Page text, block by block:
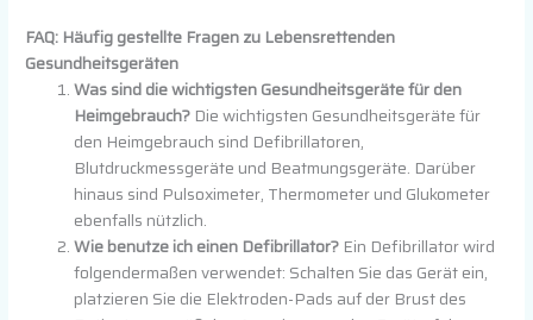
FAQ: Häufig gestellte Fragen zu Lebensrettenden
Gesundheitsgeräten
Was sind die wichtigsten Gesundheitsgeräte für den
Heimgebrauch? Die wichtigsten Gesundheitsgeräte für
den Heimgebrauch sind Defibrillatoren,
Blutdruckmessgeräte und Beatmungsgeräte. Darüber
hinaus sind Pulsoximeter, Thermometer und Glukometer
ebenfalls nützlich.
Wie benutze ich einen Defibrillator? Ein Defibrillator wird
folgendermaßen verwendet: Schalten Sie das Gerät ein,
platzieren Sie die Elektroden-Pads auf der Brust des